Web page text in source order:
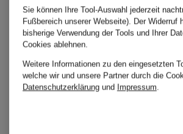
Extra
Slim FIt
255 €
Sie können Ihre Tool-Auswahl jederzeit
Fußbereich unserer Webseite). Der Widerruf
bisherige Verwendung der Tools und Ihrer
Cookies ablehnen.
Weitere Informationen zu den eingesetzten
welche wir und unsere Partner durch die
Datenschutzerklärungund Impressum.